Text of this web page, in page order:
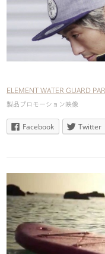
ELEMENT WATER GUARD
製品プロモーション映像
Facebook Twitter